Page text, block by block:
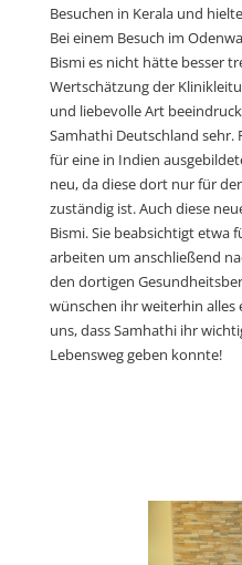
Besuchen in Kerala und
Bei einem Besuch im
Bismi es nicht hätte besser
Wertschätzung der
und liebevolle Art
Samhathi Deutschland sehr.
für eine in Indien
neu, da diese dort nur für
zuständig ist. Auch diese
Bismi. Sie beabsichtigt etwa
arbeiten um anschließend
den dortigen
wünschen ihr weiterhin
uns, dass Samhathi ihr
Lebensweg geben konnte!